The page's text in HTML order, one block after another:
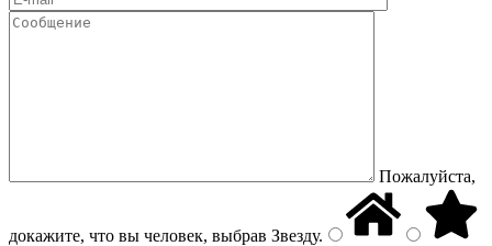
Пожалуйста,
докажите, что вы человек, выбрав Звезду.